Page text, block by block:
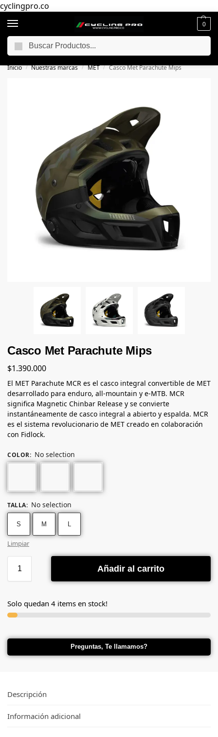
cyclingpro.co
0
🚴‍ Envío gratuito a todo Colombia por compras superiores a $250.000
Inicio / Nuestras marcas / MET / Casco Met Parachute Mips
Casco Met Parachute Mips
$1.390.000
El MET Parachute MCR es el casco integral convertible de MET
desarrollado para enduro, all-mountain y e-MTB. MCR
significa Magnetic Chinbar Release y se convierte
instantáneamente de casco integral a abierto y espalda. MCR
es el sistema revolucionario de MET creado en colaboración
con Fidlock.
COLOR: No selection
TALLA: No selection
S M L
Limpiar
Añadir al carrito
Solo quedan 4 items en stock!
Preguntas, Te llamamos?
Descripción
Información adicional